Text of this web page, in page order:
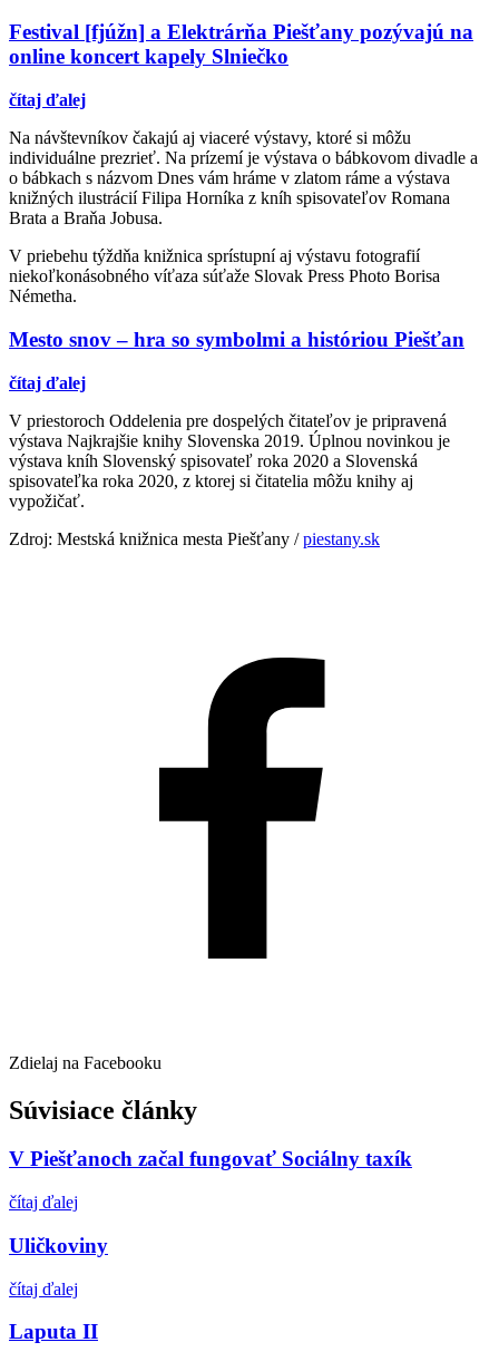
Festival [fjúžn] a Elektrárňa Piešťany pozývajú na
online koncert kapely Slniečko
čítaj ďalej
Na návštevníkov čakajú aj viaceré výstavy, ktoré si môžu
individuálne prezrieť. Na prízemí je výstava o bábkovom divadle a
o bábkach s názvom Dnes vám hráme v zlatom ráme a výstava
knižných ilustrácií Filipa Horníka z kníh spisovateľov Romana
Brata a Braňa Jobusa.
V priebehu týždňa knižnica sprístupní aj výstavu fotografií
niekoľkonásobného víťaza súťaže Slovak Press Photo Borisa
Németha.
Mesto snov – hra so symbolmi a históriou Piešťan
čítaj ďalej
V priestoroch Oddelenia pre dospelých čitateľov je pripravená
výstava Najkrajšie knihy Slovenska 2019. Úplnou novinkou je
výstava kníh Slovenský spisovateľ roka 2020 a Slovenská
spisovateľka roka 2020, z ktorej si čitatelia môžu knihy aj
vypožičať.
Zdroj: Mestská knižnica mesta Piešťany /piestany.sk
Zdielaj na Facebooku
Súvisiace články
V Piešťanoch začal fungovať Sociálny taxík
čítaj ďalej
Uličkoviny
čítaj ďalej
Laputa II